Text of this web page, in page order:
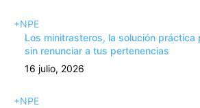
+NPE
Los minitrasteros, la solución práctica
sin renunciar a tus pertenencias
16 julio, 2026
+NPE